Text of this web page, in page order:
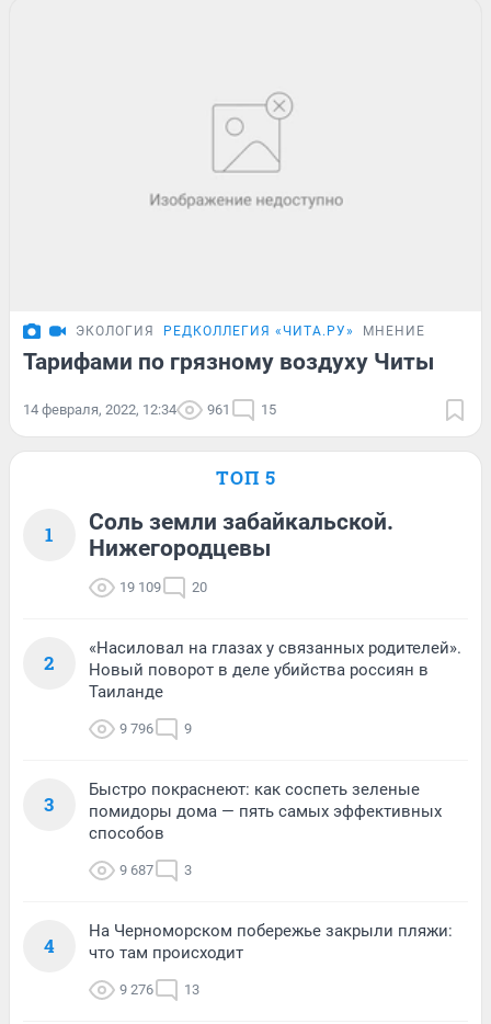
ЭКОЛОГИЯ РЕДКОЛЛЕГИЯ «ЧИТА.РУ» МНЕНИЕ
Тарифами по грязному воздуху Читы
14 февраля, 2022, 12:34 961 15
ТОП 5
1
Соль земли забайкальской.
Нижегородцевы
19 109 20
2
«Насиловал на глазах у связанных родителей».
Новый поворот в деле убийства россиян в
Таиланде
9 796 9
3
Быстро покраснеют: как соспеть зеленые
помидоры дома — пять самых эффективных
способов
9 687 3
4
На Черноморском побережье закрыли пляжи:
что там происходит
9 276 13